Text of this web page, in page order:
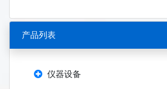
产品列表
仪器设备